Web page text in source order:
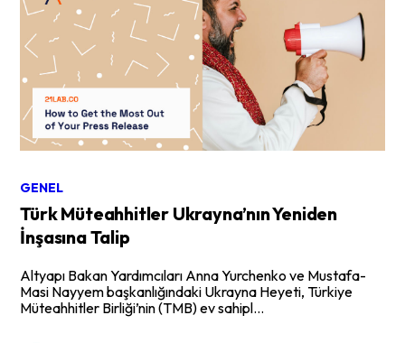
GENEL
Türk Müteahhitler Ukrayna’nın Yeniden
İnşasına Talip
Altyapı Bakan Yardımcıları Anna Yurchenko ve Mustafa-
Masi Nayyem başkanlığındaki Ukrayna Heyeti, Türkiye
Müteahhitler Birliği’nin (TMB) ev sahipl...